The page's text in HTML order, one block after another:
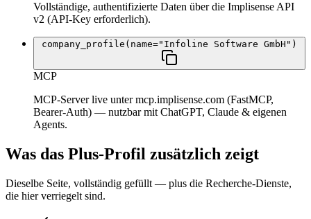
Vollständige, authentifizierte Daten über die Implisense API
v2 (API-Key erforderlich).
company_profile(name="Infoline Software GmbH")
MCP
MCP-Server live unter mcp.implisense.com (FastMCP,
Bearer-Auth) — nutzbar mit ChatGPT, Claude & eigenen
Agents.
Was das Plus-Profil zusätzlich zeigt
Dieselbe Seite, vollständig gefüllt — plus die Recherche-Dienste,
die hier verriegelt sind.